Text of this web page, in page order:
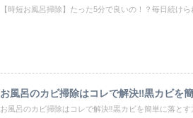
【時短お風呂掃除】たった5分で良いの！？毎日続け
お風呂のカビ掃除はコレで解決‼黒カビを
お風呂のカビ掃除はコレで解決‼黒カビを簡単に落と